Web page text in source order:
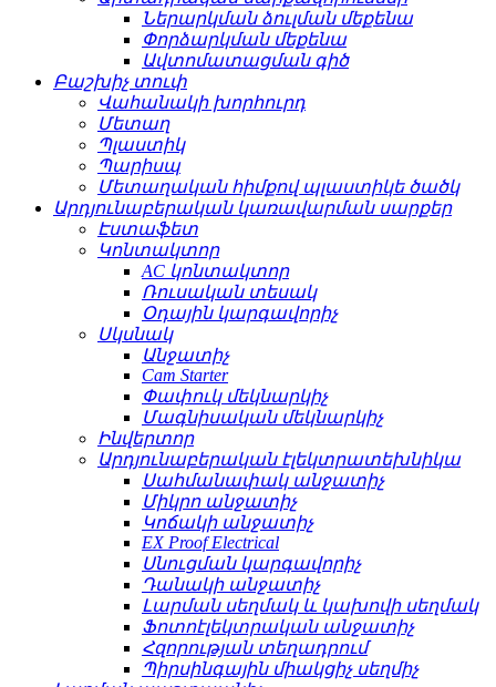
Ներարկման ձուլման մեքենա
Փորձարկման մեքենա
Ավտոմատացման գիծ
Բաշխիչ տուփ
Վահանակի խորհուրդ
Մետաղ
Պլաստիկ
Պարիսպ
Մետաղական հիմքով պլաստիկե ծածկ
Արդյունաբերական կառավարման սարքեր
Էստաֆետ
Կոնտակտոր
AC կոնտակտոր
Ռուսական տեսակ
Օդային կարգավորիչ
Սկսնակ
Անջատիչ
Cam Starter
Փափուկ մեկնարկիչ
Մագնիսական մեկնարկիչ
Ինվերտոր
Արդյունաբերական էլեկտրատեխնիկա
Սահմանափակ անջատիչ
Միկրո անջատիչ
Կոճակի անջատիչ
EX Proof Electrical
Սնուցման կարգավորիչ
Դանակի անջատիչ
Լարման սեղմակ և կախովի սեղմակ
Ֆոտոէլեկտրական անջատիչ
Հզորության տեղադրում
Պիրսինգային միակցիչ սեղմիչ